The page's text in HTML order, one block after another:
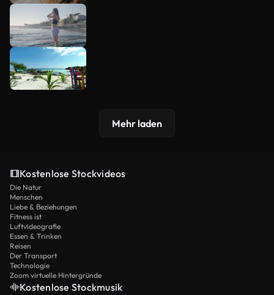
Mehr laden
Kostenlose Stockvideos
Die Natur
Menschen
Liebe & Beziehungen
Fitness ist
Luftvideografie
Essen & Trinken
Reisen
Der Transport
Technologie
Zoom virtuelle Hintergründe
Kostenlose Stockmusik